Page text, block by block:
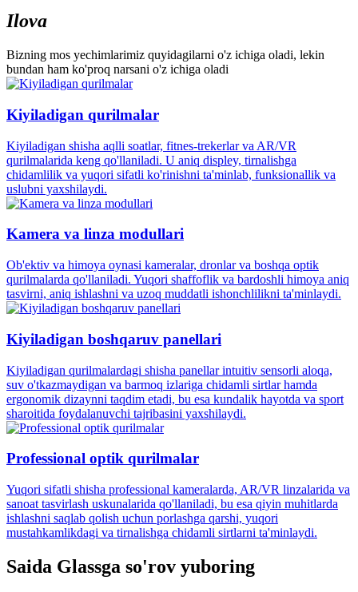
Ilova
Bizning mos yechimlarimiz quyidagilarni o'z ichiga oladi, lekin
bundan ham ko'proq narsani o'z ichiga oladi
Kiyiladigan qurilmalar
Kiyiladigan shisha aqlli soatlar, fitnes-trekerlar va AR/VR
qurilmalarida keng qo'llaniladi. U aniq displey, tirnalishga
chidamlilik va yuqori sifatli ko'rinishni ta'minlab, funksionallik va
uslubni yaxshilaydi.
Kamera va linza modullari
Ob'ektiv va himoya oynasi kameralar, dronlar va boshqa optik
qurilmalarda qo'llaniladi. Yuqori shaffoflik va bardoshli himoya aniq
tasvirni, aniq ishlashni va uzoq muddatli ishonchlilikni ta'minlaydi.
Kiyiladigan boshqaruv panellari
Kiyiladigan qurilmalardagi shisha panellar intuitiv sensorli aloqa,
suv o'tkazmaydigan va barmoq izlariga chidamli sirtlar hamda
ergonomik dizaynni taqdim etadi, bu esa kundalik hayotda va sport
sharoitida foydalanuvchi tajribasini yaxshilaydi.
Professional optik qurilmalar
Yuqori sifatli shisha professional kameralarda, AR/VR linzalarida va
sanoat tasvirlash uskunalarida qo'llaniladi, bu esa qiyin muhitlarda
ishlashni saqlab qolish uchun porlashga qarshi, yuqori
mustahkamlikdagi va tirnalishga chidamli sirtlarni ta'minlaydi.
Saida Glassga so'rov yuboring